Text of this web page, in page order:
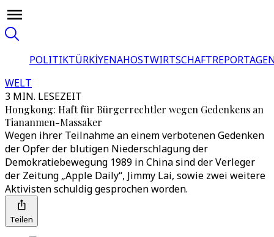
POLITIKTÜRKİYENAHOSTWIRTSCHAFT
WELT
3 MIN. LESEZEIT
Hongkong: Haft für Bürgerrechtler wegen Gedenkens an
Tiananmen-Massaker
Wegen ihrer Teilnahme an einem verbotenen Gedenken
der Opfer der blutigen Niederschlagung der
Demokratiebewegung 1989 in China sind der Verleger
der Zeitung „Apple Daily“, Jimmy Lai, sowie zwei weitere
Aktivisten schuldig gesprochen worden.
Teilen